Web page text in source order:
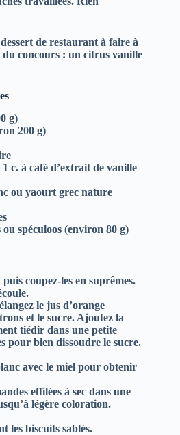
dessert de restaurant à faire à
du concours : un citrus vanille
g)
200 g)
c. à café d’extrait de vanille
ou yaourt grec nature
ou spéculoos (environ 80 g)
coupez‑les en suprêmes.
le jus d’orange
et le sucre. Ajoutez la
tiédir dans une petite
pour bien dissoudre le sucre.
avec le miel pour obtenir
effilées à sec dans une
légère coloration.
les biscuits sablés.